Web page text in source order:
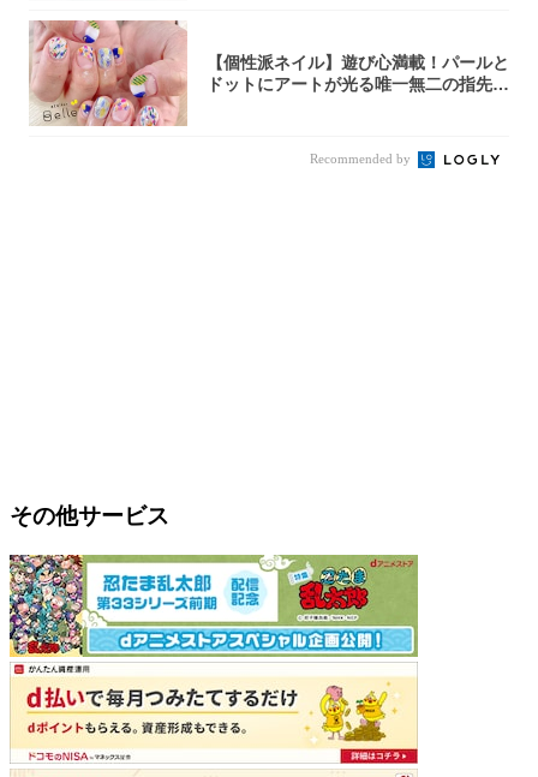
【個性派ネイル】遊び心満載！パールと
ドットにアートが光る唯一無二の指先が
Recommended by
その他サービス